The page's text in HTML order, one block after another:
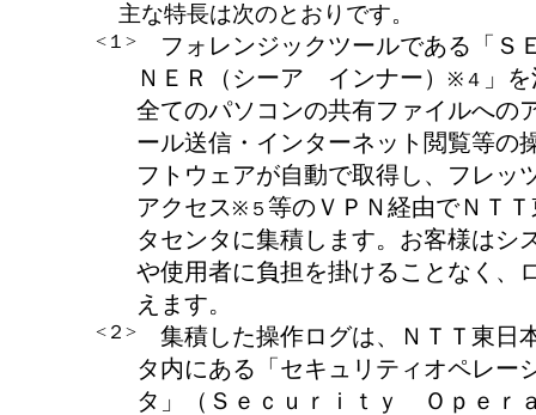
主な特長は次のとおりです。
<１>
フォレンジックツールである「
ＮＥＲ（シーア インナー）
※４ 」
全てのパソコンの共有ファイルへの
ール送信・インターネット閲覧等の
フトウェアが自動で取得し、フレッ
アクセス ※５ 等のＶＰＮ経由でＮＴ
タセンタに集積します。お客様はシ
や使用者に負担を掛けることなく、
えます。
<２>
集積した操作ログは、ＮＴＴ東日
タ内にある「セキュリティオペレー
タ」（Ｓｅｃｕｒｉｔｙ Ｏｐｅ